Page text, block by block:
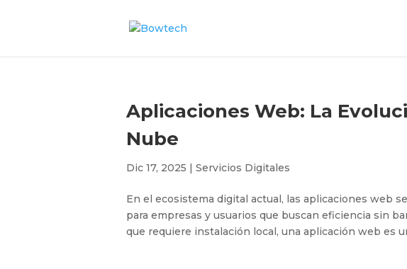
Aplicaciones Web: La
Nube
Dic 17, 2025 | Servicios Digitales
En el ecosistema digital actual, las aplicaciones web
para empresas y usuarios que buscan eficiencia sin
que requiere instalación local, una aplicación web es